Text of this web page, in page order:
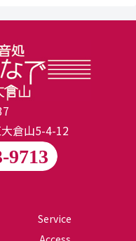
倉山5-4-12
9713
Service